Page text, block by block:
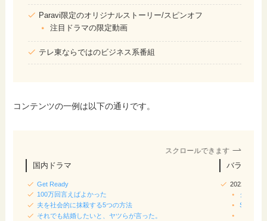
Paravi限定のオリジナルストーリー/スピンオフ
注目ドラマの限定動画
テレ東ならではのビジネス系番組
コンテンツの一例は以下の通りです。
スクロールできます
国内ドラマ
Get Ready
100万回言えばよかった
夫を社会的に抹殺する5つの方法
それでも結婚したいと、ヤツらが言った。
バラエティ
2022/2023
クイズ